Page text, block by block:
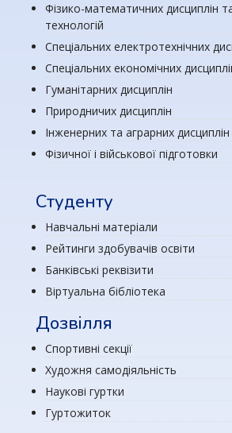
Фізико-математичних дисциплін
технологій
Спеціальних електротехнічних
Спеціальних економічних
Гуманітарних дисциплін
Природничих дисциплін
Інженерних та аграрних дисциплін
Фізичної і військової підготовки
Студенту
Навчальні матеріали
Рейтинги здобувачів освіти
Банківські реквізити
Віртуальна бібліотека
Дозвілля
Спортивні секції
Художня самодіяльність
Наукові гуртки
Гуртожиток